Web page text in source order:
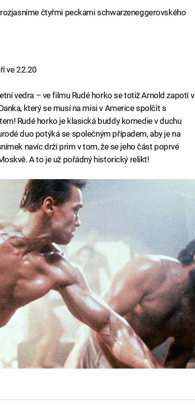
čtyřmi peckami schwarzeneggerovského
ve 22.20
vedra – ve filmu Rudé horko se totiž Arnold zapotí v
který se musí na misi v Americe spolčit s
Rudé horko je klasická buddy komedie v duchu
duo potýká se společným případem, aby je na
navíc drží prim v tom, že se jeho část poprvé
A to je už pořádný historický relikt!